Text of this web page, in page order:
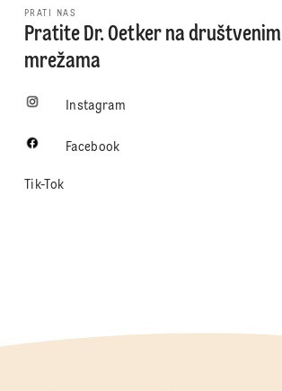
PRATI NAS
Pratite Dr. Oetker na društvenim
mrežama
Instagram
Facebook
Tik-Tok